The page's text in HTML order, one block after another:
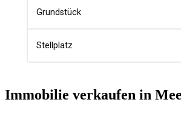
Immobilie verkaufen in